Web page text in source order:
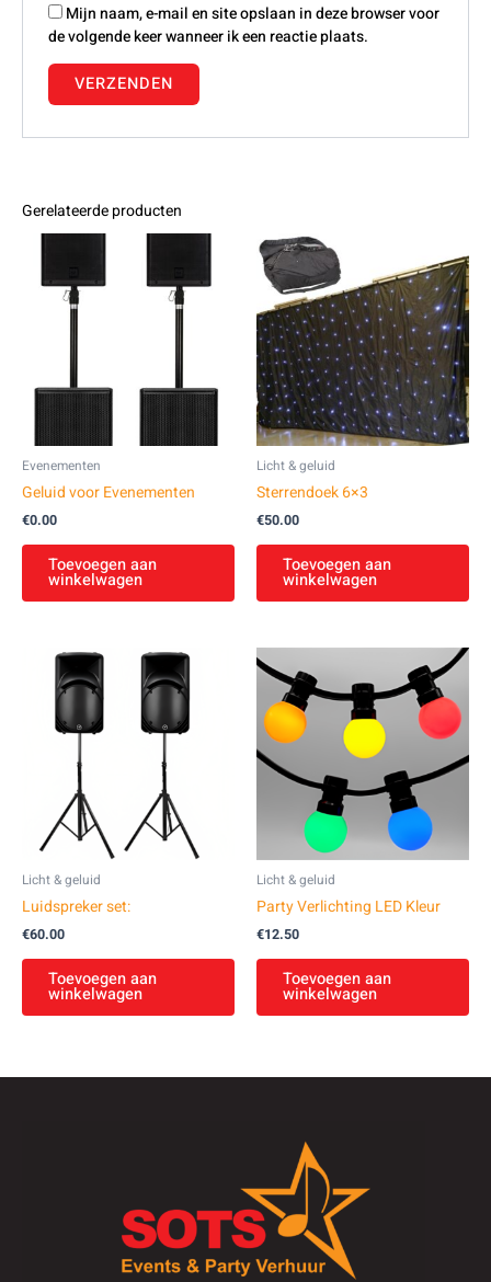
Mijn naam, e-mail en site opslaan in deze browser voor
de volgende keer wanneer ik een reactie plaats.
Gerelateerde producten
Evenementen
Geluid voor Evenementen
€0.00
Toevoegen aan
winkelwagen
Licht & geluid
Sterrendoek 6×3
€50.00
Toevoegen aan
winkelwagen
Licht & geluid
Luidspreker set:
€60.00
Toevoegen aan
winkelwagen
Licht & geluid
Party Verlichting LED Kleur
€12.50
Toevoegen aan
winkelwagen